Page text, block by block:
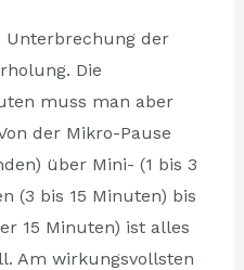
Unterbrechung der
Die
muss man aber
der Mikro-Pause
über Mini- (1 bis 3
(3 bis 15 Minuten) bis
15 Minuten) ist alles
Am wirkungsvollsten